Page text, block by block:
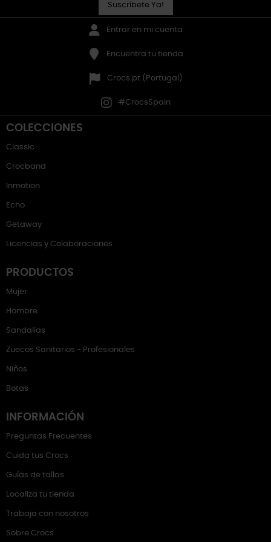
Suscríbete Ya!
Entrar en mi cuenta
Encuentra tu tienda
Crocs.pt (Portugal)
#CrocsSpain
COLECCIONES
Classic
Crocband
Inmotion
Echo
Getaway
Licencias y Colaboraciones
PRODUCTOS
Mujer
Hombre
Sandalias
Zuecos Sanitarios - Profesionales
Niños
Botas
INFORMACIÓN
Preguntas Frecuentes
Cuida tus Crocs
Guías de tallas
Localiza tu tienda
Trabaja con nosotros
Sobre Crocs